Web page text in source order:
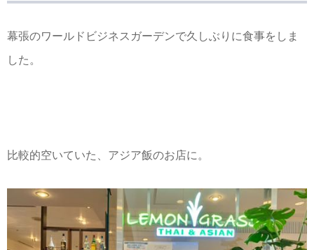
幕張のワールドビジネスガーデンで久しぶりに食事をしま
した。
比較的空いていた、アジア飯のお店に。